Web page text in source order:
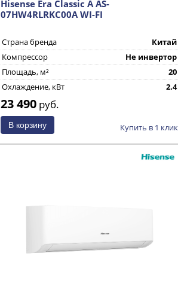
Hisense Era Classic A AS-
07HW4RLRKC00A WI-FI
Страна бренда
Китай
Компрессор
Не инвертор
Площадь, м²
20
Охлаждение, кВт
2.4
23 490 руб.
Купить в 1 клик